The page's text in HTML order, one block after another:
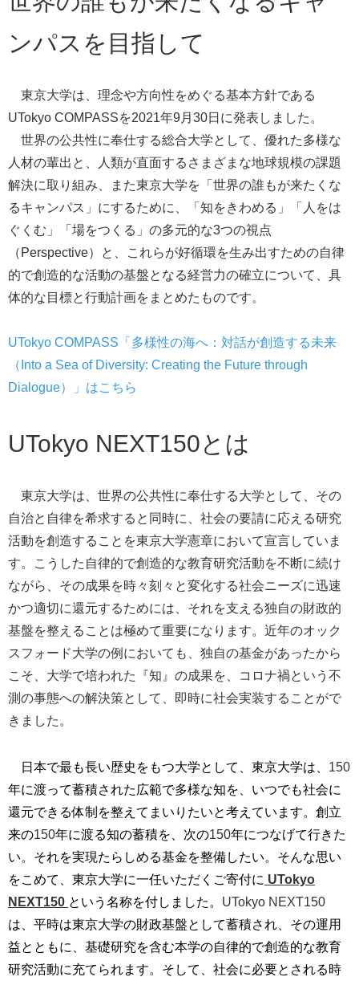
ンパスを目指して
東京大学は、理念や方向性をめぐる基本方針である
UTokyo COMPASSを2021年9月30日に発表しました。
世界の公共性に奉仕する総合大学として、優れた多様な
人材の輩出と、人類が直面するさまざまな地球規模の課題
解決に取り組み、また東京大学を「世界の誰もが来たくな
るキャンパス」にするために、「知をきわめる」「人をは
ぐくむ」「場をつくる」の多元的な3つの視点
（Perspective）と、これらが好循環を生み出すための自律
的で創造的な活動の基盤となる経営力の確立について、具
体的な目標と行動計画をまとめたものです。
UTokyo COMPASS「多様性の海へ：対話が創造する未来
（Into a Sea of Diversity: Creating the Future through
Dialogue）
」はこちら
UTokyo NEXT150とは
東京大学は、世界の公共性に奉仕する大学として、その
自治と自律を希求すると同時に、社会の要請に応える研究
活動を創造することを東京大学憲章において宣言していま
す。こうした 自律的で創造的な教育研究活動を不断に続け
ながら、その成果を時々刻々 と変化する社会ニーズに迅速
かつ適切に還元するためには、それを支える独自の財政的
基盤を整えることは極めて重要になります。近年のオック
スフォード大学の例においても、独自の基金があったから
こそ、大学で培われた『知』の成果を、コロナ禍という不
測の事態への解決策として、即時に社会実装することがで
きました。
日本で最も長い歴史をもつ大学として、東京大学は、 150
年に渡って蓄積された広範で多様な知を、いつでも社会に
還元できる体制を整えてまいりたいと考えています。創立
来の150年に渡る知の蓄積を、次の150年につなげて行きた
い。それを実現たらしめる基金を整備したい。そんな思い
をこめて、東京大学に一任いただくご寄付に UTokyo
NEXT150 という名称を付しました。 UTokyo NEXT150
は、平時は東京大学の財政基盤として蓄積され、その運用
益とともに、基礎研究を含む本学の自律的で創造的な教育
研究活動に充てられます。そして、社会に必要とされる時